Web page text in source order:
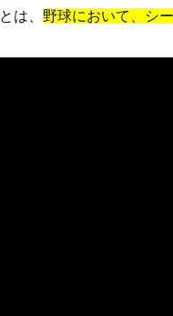
とは、 野球において、シ